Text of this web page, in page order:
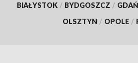
BIAŁYSTOK / BYDGOSZCZ /
OLSZTYN / OPOLE /